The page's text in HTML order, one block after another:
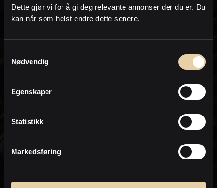
Dette gjør vi for å gi deg relevante annonser der du er. Du
kan når som helst endre dette senere.
Nødvendig
Egenskaper
Statistikk
Markedsføring
om lignende eiendommer som kommer
for salg og annen eiendomsrelatert
Dette inkluderer nyhetsbrev, informasjon
Nordea.
* Ved bestilling av salgsoppgave aksepterer du at